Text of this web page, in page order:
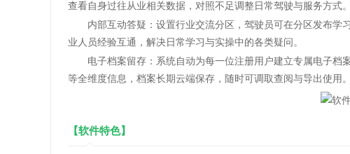
查看自身过往从业相关数据，对照不足调整日常驾驶与服务方式。
内部互动答疑：设置行业交流分区，驾驶员可在分区发布学
业人员经验互通，解决日常学习与实操中的各类疑问。
电子档案留存：系统自动为每一位注册用户建立专属电子档
等全维度信息，档案长期云端保存，随时可调取查阅与导出使用。
【软件特色】